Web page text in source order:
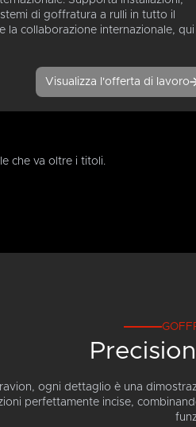
di goffratura a rulli in tutto il
la collaborazione internazionale, qui
Visualizza l'offerta di lavoro
che va oltre i titoli.
ogni dettaglio è una
perfettamente incise,
Cancel